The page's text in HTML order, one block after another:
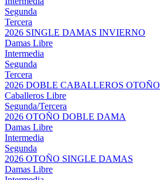
Segunda
Tercera
2026 SINGLE DAMAS INVIERNO
Damas Libre
Intermedia
Segunda
Tercera
2026 DOBLE CABALLEROS OTOÑO
Caballeros Libre
Segunda/Tercera
2026 OTOÑO DOBLE DAMA
Damas Libre
Intermedia
Segunda
2026 OTOÑO SINGLE DAMAS
Damas Libre